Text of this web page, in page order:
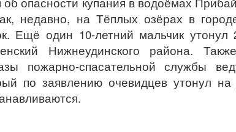
недавно, на Тёплых озёрах в
Ещё один 10-летний мальчик
Нижнеудинского района.
пожарно-спасательной службы
по заявлению очевидцев утонул на